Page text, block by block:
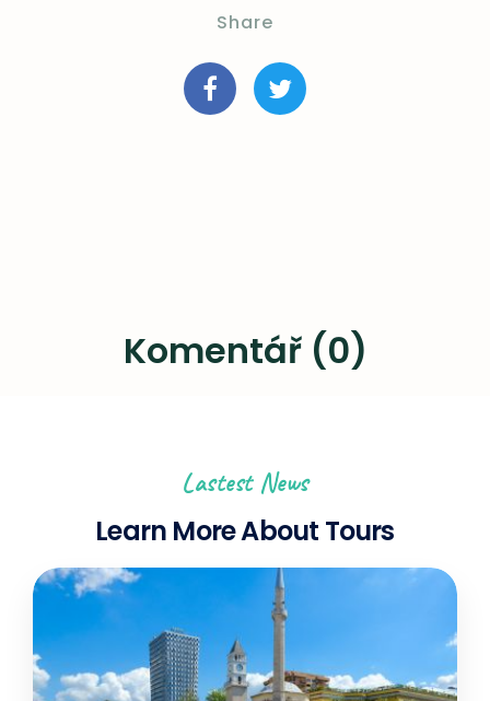
Share
Komentář (0)
Lastest News
Learn More About Tours